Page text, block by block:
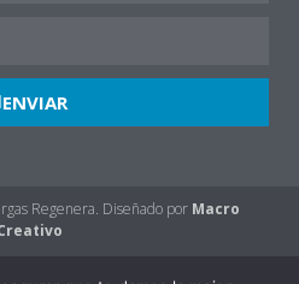
ENVIAR
Regenera. Diseñado por Macro